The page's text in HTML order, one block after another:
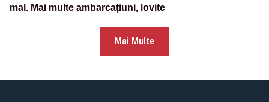
mal. Mai multe ambarcațiuni, lovite
Mai Multe